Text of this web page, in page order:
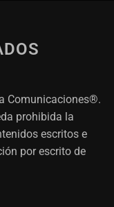
Comunicaciones®.
prohibida la
escritos e
por escrito de